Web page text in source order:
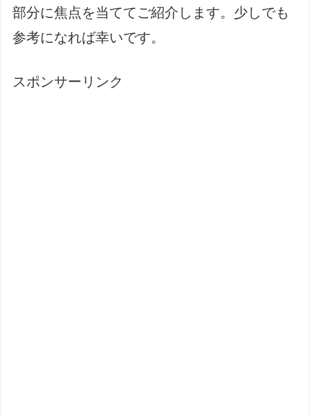
部分に焦点を当ててご紹介します。少しでも
参考になれば幸いです。
スポンサーリンク